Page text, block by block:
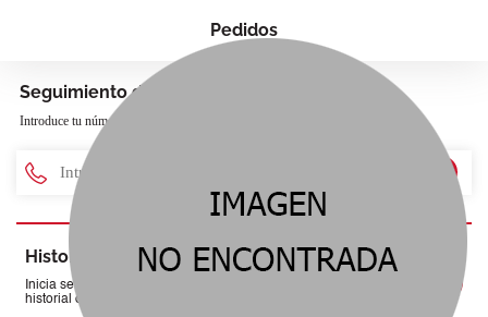
Pedidos
Seguimiento de pedido
Introduce tu número de teléfono para poder hacer el seguimiento.
Historial de Pedidos
Inicia sesión para acceder a tu
historial de pedidos